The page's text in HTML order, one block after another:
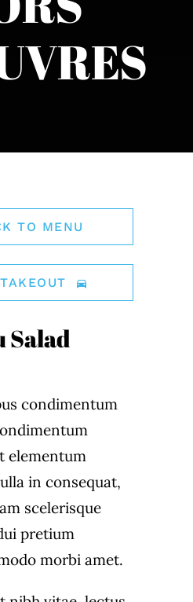
TO MENU
Salad
condimentum
elementum
in consequat,
scelerisque
pretium
morbi amet.